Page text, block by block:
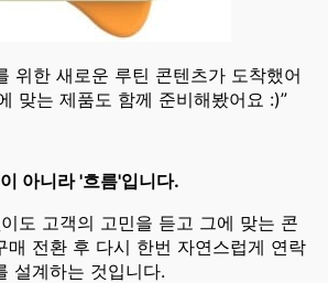
위한 새로운 루틴 콘텐츠가 도착했어
맞는 제품도 함께 준비해봤어요 :)”
아니라 '흐름'입니다.
도 고객의 고민을 듣고 그에 맞는 콘
매 전환 후 다시 한번 자연스럽게 연락
설계하는 것입니다.